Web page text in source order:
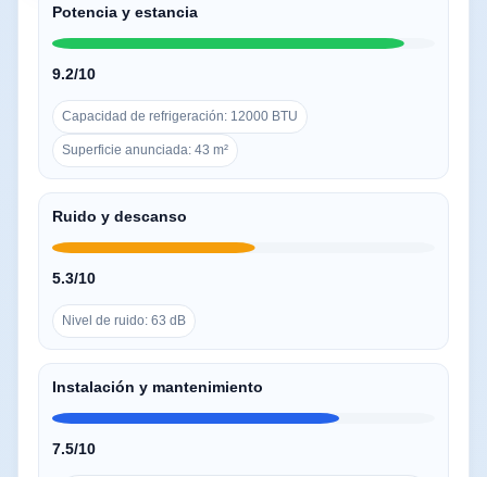
Potencia y estancia
9.2/10
Capacidad de refrigeración: 12000 BTU
Superficie anunciada: 43 m²
Ruido y descanso
5.3/10
Nivel de ruido: 63 dB
Instalación y mantenimiento
7.5/10